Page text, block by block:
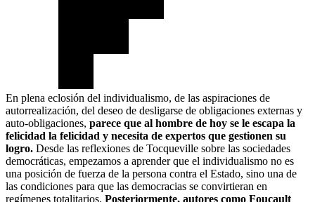
En plena eclosión del individualismo, de las aspiraciones de
autorrealización, del deseo de desligarse de obligaciones externas y
auto-obligaciones, parece que al hombre de hoy se le escapa la
felicidad la felicidad y necesita de expertos que gestionen su
logro. Desde las reflexiones de Tocqueville sobre las sociedades
democráticas, empezamos a aprender que el individualismo no es
una posición de fuerza de la persona contra el Estado, sino una de
las condiciones para que las democracias se convirtieran en
regímenes totalitarios. Posteriormente, autores como Foucault